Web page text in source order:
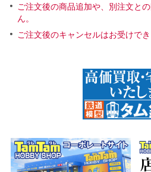
ご注文後の商品追加や、別注文と
ん。
ご注文後のキャンセルはお受けで